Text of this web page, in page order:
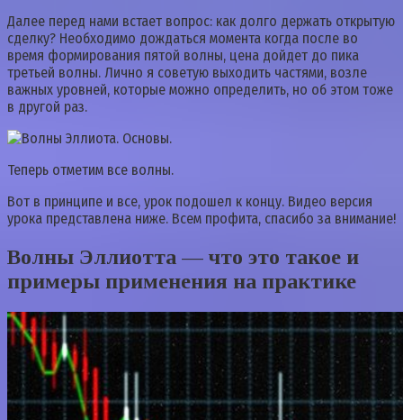
Далее перед нами встает вопрос: как долго держать открытую
сделку? Необходимо дождаться момента когда после во
время формирования пятой волны, цена дойдет до пика
третьей волны. Лично я советую выходить частями, возле
важных уровней, которые можно определить, но об этом тоже
в другой раз.
Теперь отметим все волны.
Вот в принципе и все, урок подошел к концу. Видео версия
урока представлена ниже. Всем профита, спасибо за внимание!
Волны Эллиотта — что это такое и
примеры применения на практике